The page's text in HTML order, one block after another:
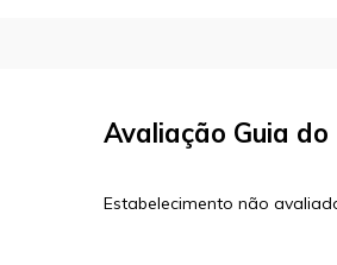
Avaliação Guia
Estabelecimento não